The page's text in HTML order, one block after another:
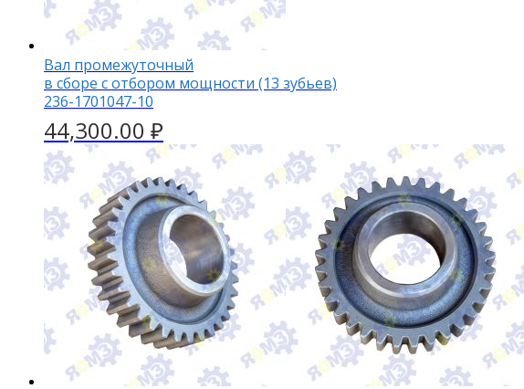
Вал промежуточный
в сборе с отбором мощности (13 зубьев)
236-1701047-10
44,300.00 ₽